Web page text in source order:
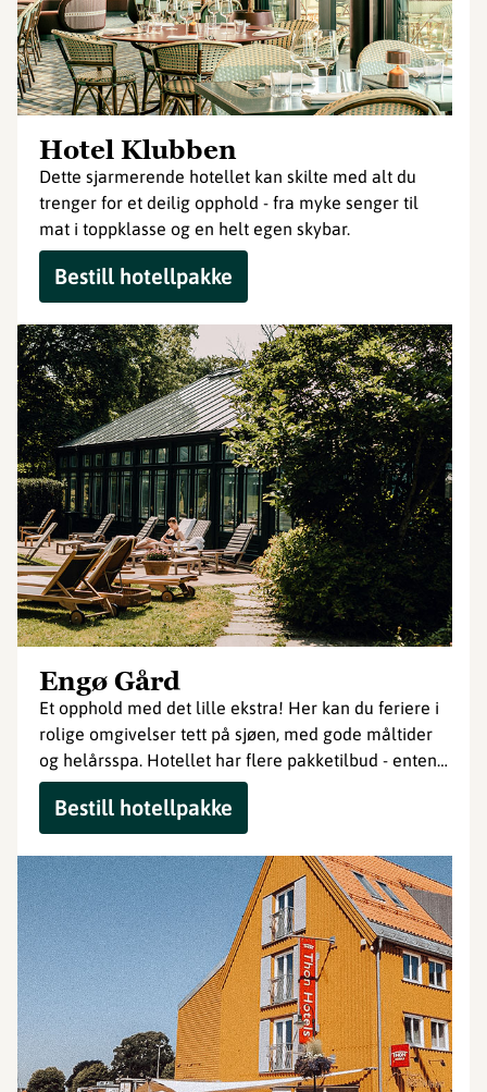
Hotel Klubben
Dette sjarmerende hotellet kan skilte med alt du
trenger for et deilig opphold - fra myke senger til
mat i toppklasse og en helt egen skybar.
Bestill hotellpakke
Engø Gård
Et opphold med det lille ekstra! Her kan du feriere i
rolige omgivelser tett på sjøen, med gode måltider
og helårsspa. Hotellet har flere pakketilbud - enten
du liker gourmet, golf eller spa.
Bestill hotellpakke